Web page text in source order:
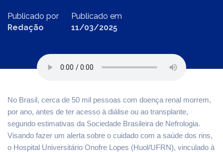
Publicado por
Redação
Publicado em
11/03/2025
No Brasil, cerca de 50 mil pessoas com doença renal morrem,
por ano, antes de ter acesso à diálise ou ao transplante,
segundo estimativas da Sociedade Brasileira de Nefrologia.
Visando fazer um alerta sobre o cuidado com a saúde dos rins,
o Hospital Universitário Onofre Lopes (Huol/UFRN), vinculado à